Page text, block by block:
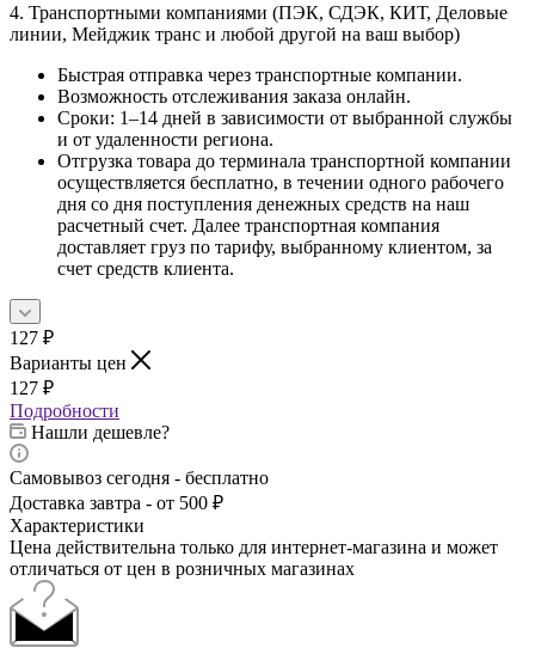
4. Транспортными компаниями (ПЭК, СДЭК, КИТ, Деловые
линии, Мейджик транс и любой другой на ваш выбор)
Быстрая отправка через транспортные компании.
Возможность отслеживания заказа онлайн.
Сроки: 1–14 дней в зависимости от выбранной службы
и от удаленности региона.
Отгрузка товара до терминала транспортной компании
осуществляется бесплатно, в течении одного рабочего
дня со дня поступления денежных средств на наш
расчетный счет. Далее транспортная компания
доставляет груз по тарифу, выбранному клиентом, за
счет средств клиента.
127 ₽
Варианты цен
127 ₽
Подробности
Нашли дешевле?
Самовывоз сегодня - бесплатно
Доставка завтра - от 500 ₽
Характеристики
Цена действительна только для интернет-магазина и может
отличаться от цен в розничных магазинах